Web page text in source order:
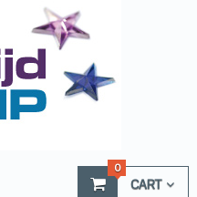
CART
0